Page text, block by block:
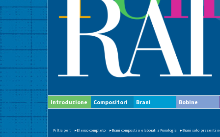
Introduzione Compositori Brani Bobine
Filtra per: ▸Elenco completo ▸Brani composti o elaborati a Fonologia ▸Brani solo presenti